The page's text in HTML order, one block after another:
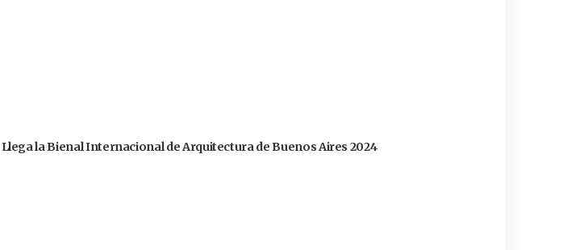
Llega la Bienal Internacional de Arquitectura de Buenos Aires 2024